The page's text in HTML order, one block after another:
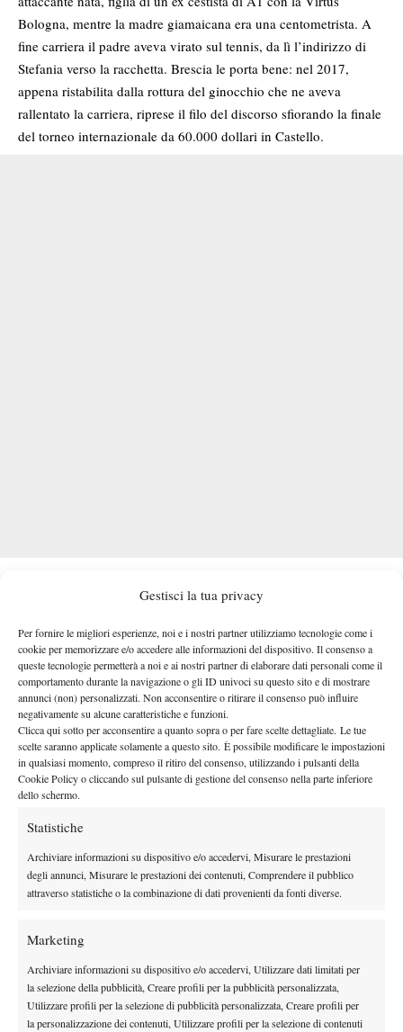
Gestisci la tua privacy
Per fornire le migliori esperienze, noi e i nostri partner utilizziamo tecnologie come i
cookie per memorizzare e/o accedere alle informazioni del dispositivo. Il consenso a
queste tecnologie permetterà a noi e ai nostri partner di elaborare dati personali come il
comportamento durante la navigazione o gli ID univoci su questo sito e di mostrare
annunci (non) personalizzati. Non acconsentire o ritirare il consenso può influire
negativamente su alcune caratteristiche e funzioni.
Clicca qui sotto per acconsentire a quanto sopra o per fare scelte dettagliate. Le tue
scelte saranno applicate solamente a questo sito. È possibile modificare le impostazioni
in qualsiasi momento, compreso il ritiro del consenso, utilizzando i pulsanti della
Cookie Policy o cliccando sul pulsante di gestione del consenso nella parte inferiore
dello schermo.
Statistiche
Archiviare informazioni su dispositivo e/o accedervi, Misurare le prestazioni
degli annunci, Misurare le prestazioni dei contenuti, Comprendere il pubblico
attraverso statistiche o la combinazione di dati provenienti da fonti diverse.
Marketing
Archiviare informazioni su dispositivo e/o accedervi, Utilizzare dati limitati per
la selezione della pubblicità, Creare profili per la pubblicità personalizzata,
Utilizzare profili per la selezione di pubblicità personalizzata, Creare profili per
la personalizzazione dei contenuti, Utilizzare profili per la selezione di contenuti
Bologna, mentre la madre giamaicana era una centometrista. A
fine carriera il padre aveva virato sul tennis, da lì l’indirizzo di
Stefania verso la racchetta. Brescia le porta bene: nel 2017,
appena ristabilita dalla rottura del ginocchio che ne aveva
rallentato la carriera, riprese il filo del discorso sfiorando la finale
del torneo internazionale da 60.000 dollari in Castello.
Cristiana Ferrando, altra giocatrice dal dna famigliare importante:
anni ’90, già top 40 del ranking WTA e capace di battere Monica
Seles agli Us Open del 1990. La giocatrice genovese ha vinto
una semifinale molto spettacolare contro la sedicenne Anastasia
Bertacchi, che ha messo di fronte la mano sicura della ligure e
l’argento vivo della giocatrice di Forte dei Marmi, campionessa
italiana in carica fra le under 16. Curiosamente, come la Rubini
anche la sua prossima avversaria ha dovuto recentemente
confrontarsi con una rottura del ginocchio, quella che da
Wimbledon 2022 l’aveva tenuta lontana dal circuito per otto
successo dopo aver messo fine alla favola della sorpresa del
torneo, grazie a un tennis piacevole e incisivo che le ha dato la
dalle 18, la resa dei conti Rubini-Ferrando, con ingresso gratuito.
aggiungere sotto quello della campionessa uscente Elisa
Visentin.
RISULTATI